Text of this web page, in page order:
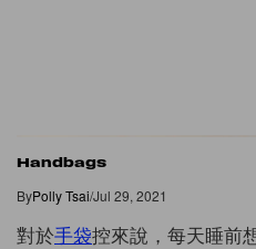
Handbags
ByPolly Tsai/Jul 29, 2021
對於手袋控來說，每天睡前